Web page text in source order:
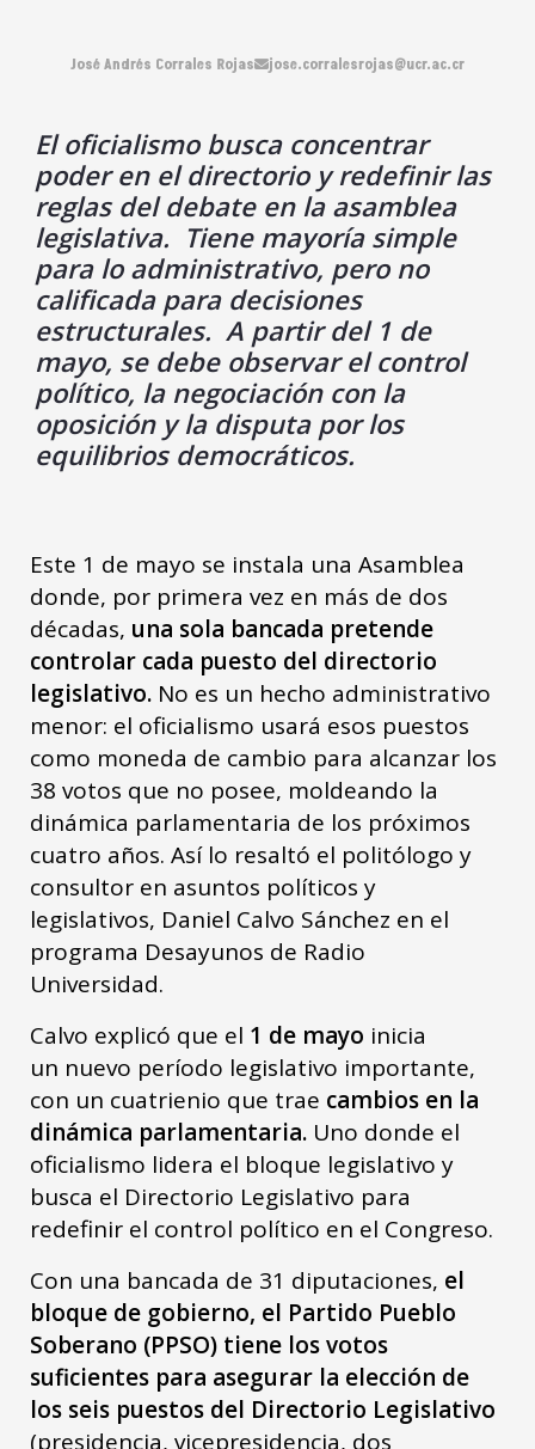
José Andrés Corrales Rojas jose.corralesrojas@ucr.ac.cr
El oficialismo busca concentrar
poder en el directorio y redefinir las
reglas del debate en la asamblea
legislativa. Tiene mayoría simple
para lo administrativo, pero no
calificada para decisiones
estructurales. A partir del 1 de
mayo, se debe observar el control
político, la negociación con la
oposición y la disputa por los
equilibrios democráticos.
Este 1 de mayo se instala una Asamblea
donde, por primera vez en más de dos
décadas, una sola bancada pretende
controlar cada puesto del directorio
legislativo. No es un hecho administrativo
menor: el oficialismo usará esos puestos
como moneda de cambio para alcanzar los
38 votos que no posee, moldeando la
dinámica parlamentaria de los próximos
cuatro años. Así lo resaltó el politólogo y
consultor en asuntos políticos y
legislativos, Daniel Calvo Sánchez en el
programa Desayunos de Radio
Universidad.
Calvo explicó que el 1 de mayo inicia
un nuevo período legislativo importante,
con un cuatrienio que trae cambios en la
dinámica parlamentaria. Uno donde el
oficialismo lidera el bloque legislativo y
busca el Directorio Legislativo para
redefinir el control político en el Congreso.
Con una bancada de 31 diputaciones, el
bloque de gobierno, el Partido Pueblo
Soberano (PPSO) tiene los votos
suficientes para asegurar la elección de
los seis puestos del Directorio Legislativo
(presidencia, vicepresidencia, dos